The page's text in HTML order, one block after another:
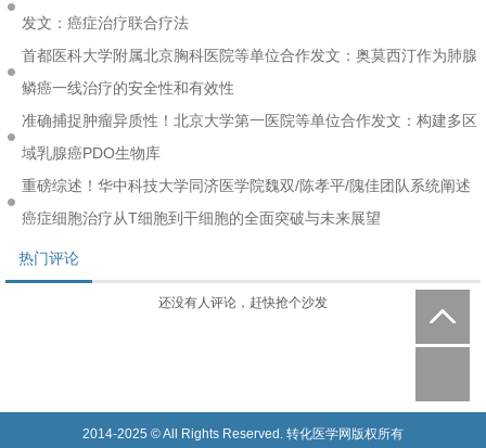
发文：癌症治疗联合疗法
首都医科大学附属北京胸科医院等单位合作发文：奥莫西汀作为肺腺
鳞癌一线治疗的安全性和有效性
准确捕捉肿瘤异质性！北京大学第一医院等单位合作发文：构建多区
域乳腺癌PDO生物库
重磅综述！华中科技大学同济医学院魏双/陈孝平/隗佳团队系统阐述
癌症细胞治疗从T细胞到干细胞的全面突破与未来展望
热门评论
还没有人评论，赶快抢个沙发
2014-2025 © All Rights Reserved. 转化医学网版权所有